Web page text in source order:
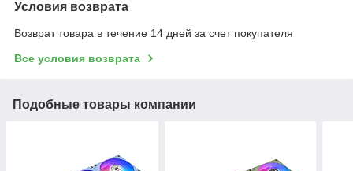
Условия возврата
Возврат товара в течение 14 дней за счет покупателя
Все условия возврата
Подобные товары компании